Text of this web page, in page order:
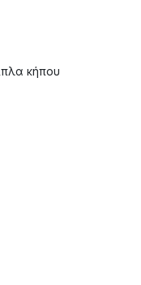
κήπου